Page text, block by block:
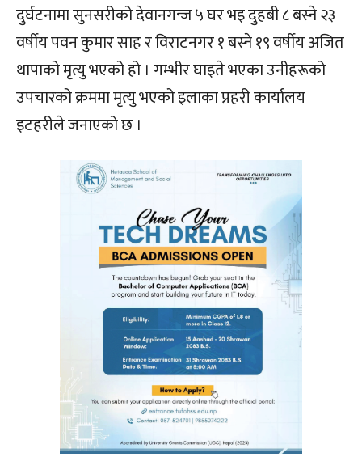
दुर्घटनामा सुनसरीको देवानगन्ज ५ घर भइ दुहबी ८ बस्ने २३
वर्षीय पवन कुमार साह र विराटनगर १ बस्ने १९ वर्षीय अजित
थापाको मृत्यु भएको हो । गम्भीर घाइते भएका उनीहरूको
उपचारको क्रममा मृत्यु भएको इलाका प्रहरी कार्यालय
इटहरीले जनाएको छ ।